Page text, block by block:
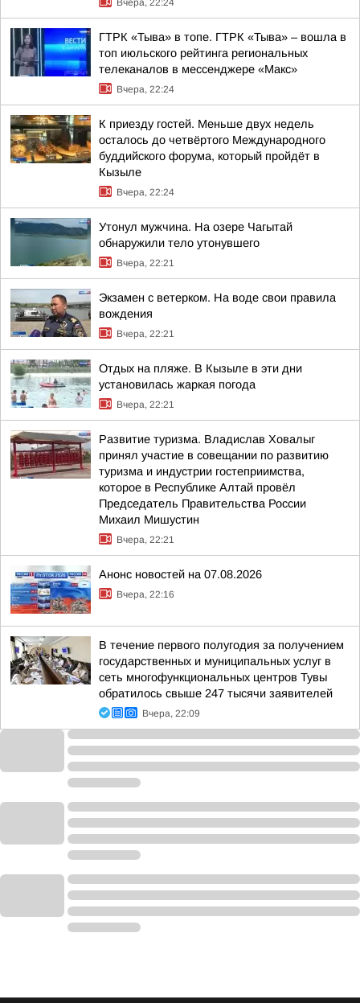
Вчера, 22:24
ГТРК «Тыва» в топе. ГТРК «Тыва» – вошла в
топ июльского рейтинга региональных
телеканалов в мессенджере «Макс»
Вчера, 22:24
К приезду гостей. Меньше двух недель
осталось до четвёртого Международного
буддийского форума, который пройдёт в
Кызыле
Вчера, 22:24
Утонул мужчина. На озере Чагытай
обнаружили тело утонувшего
Вчера, 22:21
Экзамен с ветерком. На воде свои правила
вождения
Вчера, 22:21
Отдых на пляже. В Кызыле в эти дни
установилась жаркая погода
Вчера, 22:21
Развитие туризма. Владислав Ховалыг
принял участие в совещании по развитию
туризма и индустрии гостеприимства,
которое в Республике Алтай провёл
Председатель Правительства России
Михаил Мишустин
Вчера, 22:21
Анонс новостей на 07.08.2026
Вчера, 22:16
В течение первого полугодия за получением
государственных и муниципальных услуг в
сеть многофункциональных центров Тувы
обратилось свыше 247 тысячи заявителей
Вчера, 22:09